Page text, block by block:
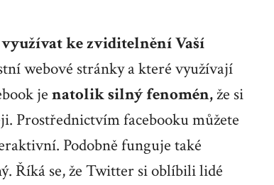
využívat ke zviditelnění Vaší
webové stránky a které využívají
je natolik silný fenomén,že si
Prostřednictvím facebooku můžete
Podobně funguje také
Říká se, že Twitter si oblíbili lidé